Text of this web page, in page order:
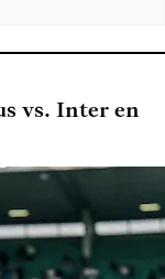
vs. Inter en